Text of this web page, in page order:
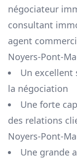
négociateur
consultant
agent
Noyers-Pont-
Un excellent
la négociation
Une forte
des relations
Noyers-Pont-
Une grande